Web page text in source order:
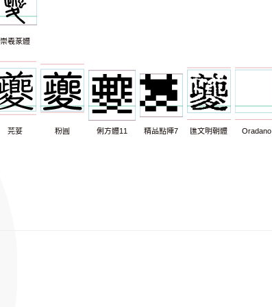
崇羲篆體
芫荽 粉圓 俐方體11 精品點陣7 匯文明朝體 Oradano